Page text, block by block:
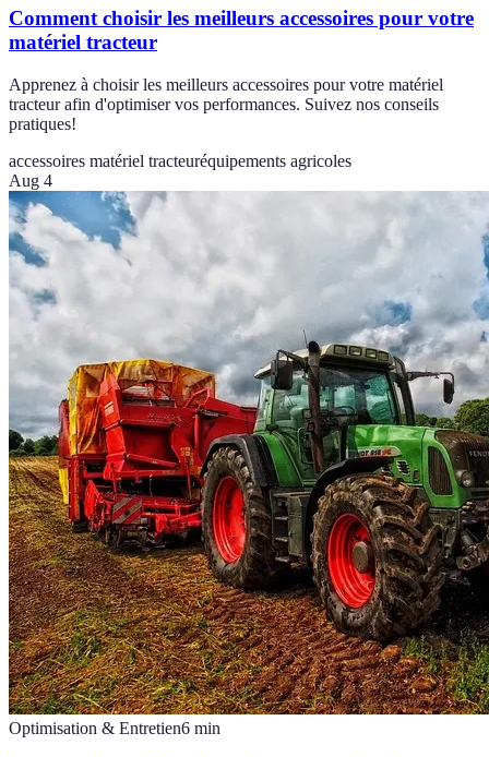
Comment choisir les meilleurs accessoires pour votre
matériel tracteur
Apprenez à choisir les meilleurs accessoires pour votre matériel
tracteur afin d'optimiser vos performances. Suivez nos conseils
pratiques!
accessoires matériel tracteuréquipements agricoles
Aug 4
Optimisation & Entretien6 min